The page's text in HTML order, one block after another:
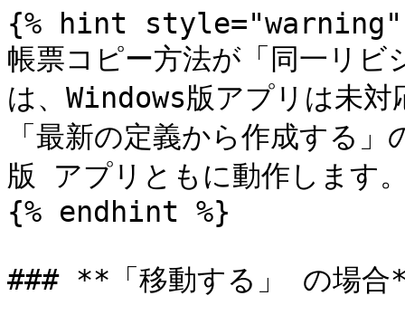
{% hint style="warning"
帳票コピー方法が「同一リビ
は、Windows版アプリは未
「最新の定義から作成する
版 アプリともに動作します
{% endhint %}
### **「移動する」 の場